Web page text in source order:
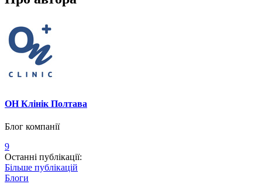
ОН Клінік Полтава
Блог компанії
9
Останні публікації:
Більше публікацій
Блоги